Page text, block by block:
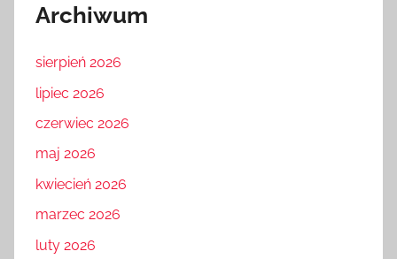
Archiwum
sierpień 2026
lipiec 2026
czerwiec 2026
maj 2026
kwiecień 2026
marzec 2026
luty 2026